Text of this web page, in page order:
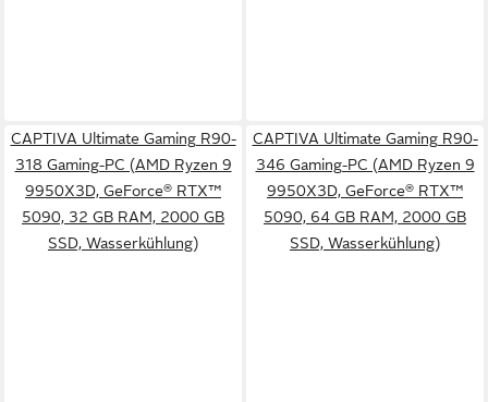
CAPTIVA Ultimate Gaming R90-
318 Gaming-PC (AMD Ryzen 9
9950X3D, GeForce® RTX™
5090, 32 GB RAM, 2000 GB
SSD, Wasserkühlung)
CAPTIVA Ultimate Gaming R90-
346 Gaming-PC (AMD Ryzen 9
9950X3D, GeForce® RTX™
5090, 64 GB RAM, 2000 GB
SSD, Wasserkühlung)